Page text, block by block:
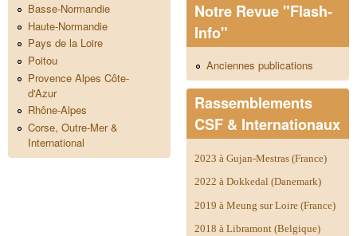
Basse-Normandie
Haute-Normandie
Pays de la Loire
Poitou
Provence Alpes Côte-
d'Azur
Rhône-Alpes
Corse, Outre-Mer &
International
Notre Revue "Flash-
Info"
Anciennes publications
Rassemblements
CSF & Internationaux
2023 à Gujan-Mestras (France)
2022 à Dokkedal (Danemark)
2019 à Meung sur Loire (France)
2018 à Libramont (Belgique)